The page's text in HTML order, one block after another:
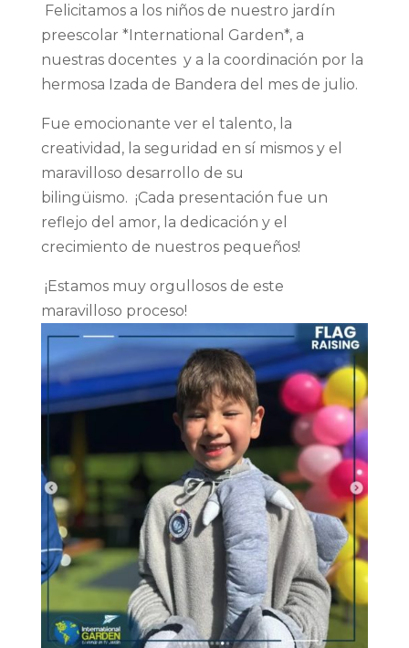
Felicitamos a los niños de nuestro jardín
preescolar *International Garden*, a
nuestras docentes y a la coordinación por la
hermosa Izada de Bandera del mes de julio.
Fue emocionante ver el talento, la
creatividad, la seguridad en sí mismos y el
maravilloso desarrollo de su
bilingüismo. ¡Cada presentación fue un
reflejo del amor, la dedicación y el
crecimiento de nuestros pequeños!
¡Estamos muy orgullosos de este
maravilloso proceso!